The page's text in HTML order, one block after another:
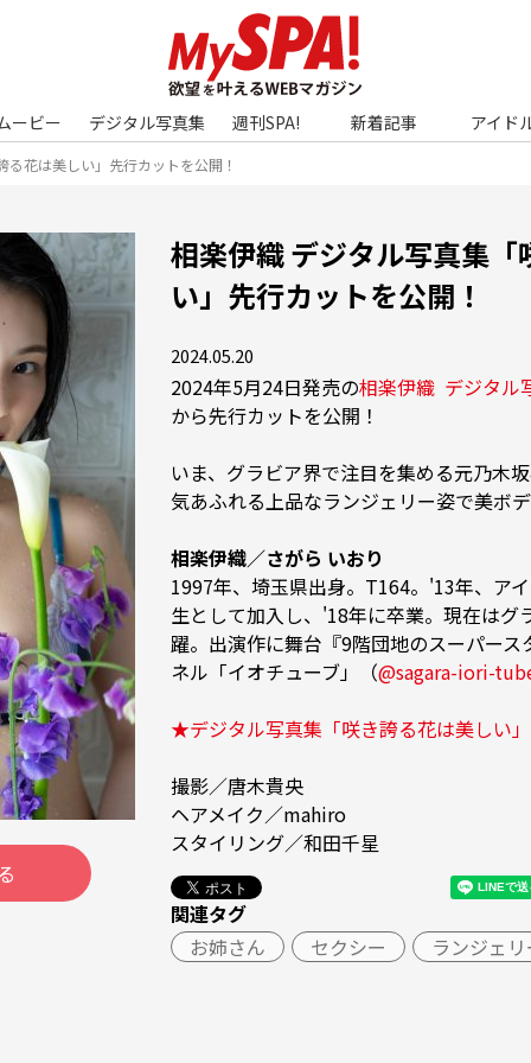
ービー デジタル写真集 週刊SPA! 新着記事 アイド
花は美しい」先行カットを公開！
相楽伊織 デジタル写真集
い」先行カットを公開！
2024.05.20
2024年5月24日発売の相楽伊織  デジタル
から先行カットを公開！
いま、グラビア界で注目を集める元乃木
気あふれる上品なランジェリー姿で美ボ
相楽伊織／さがら いおり
1997年、埼玉県出身。T164。'13年、ア
生として加入し、'18年に卒業。現在はグ
躍。出演作に舞台『9階団地のスーパー
ネル「イオチューブ」（@sagara-iori-
★デジタル写真集「咲き誇る花は美しい
撮影／唐木貴央
ヘアメイク／mahiro
スタイリング／和田千星
関連タグ
お姉さん
セクシー ランジェ